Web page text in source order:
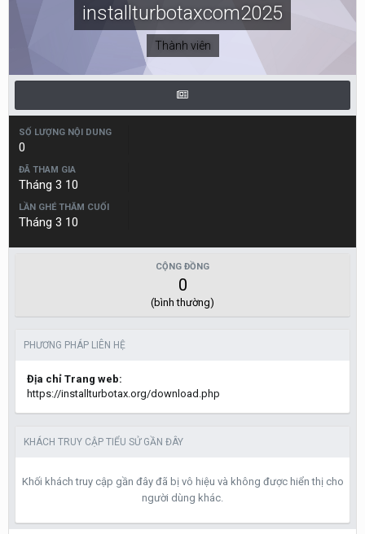
installturbotaxcom2025
Thành viên
SỐ LƯỢNG NỘI DUNG
0
ĐÃ THAM GIA
Tháng 3 10
LẦN GHÉ THĂM CUỐI
Tháng 3 10
CỘNG ĐỒNG
0
(bình thường)
PHƯƠNG PHÁP LIÊN HỆ
Địa chỉ Trang web:
https://installturbotax.org/download.php
KHÁCH TRUY CẬP TIỂU SỬ GẦN ĐÂY
Khối khách truy cập gần đây đã bị vô hiệu và không được hiển thị cho
người dùng khác.